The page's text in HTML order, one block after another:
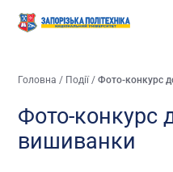
Головна / Події/Фото-конкурс
Фото-конкурс
вишиванки